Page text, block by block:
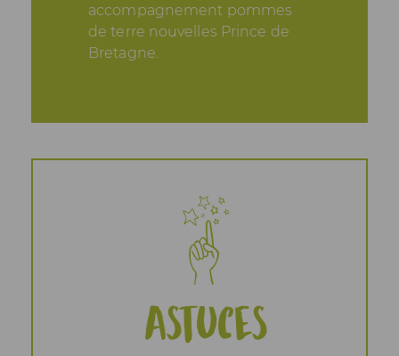
accompagnement pommes
de terre nouvelles Prince de
Bretagne.
Astuces